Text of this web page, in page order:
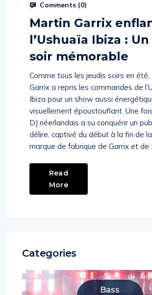
Comments (0)
Martin Garrix
l’Ushuaïa Ibiza :
soir mémorable
Comme tous les jeudis soirs en été,
Garrix a repris les commandes de
Ibiza pour un show aussi
visuellement époustouflant. Une
DJ néerlandais a su conquérir un
délire, captivé du début à la fin de
marque de fabrique de Garrix et de
Read
More
Categories
Bass